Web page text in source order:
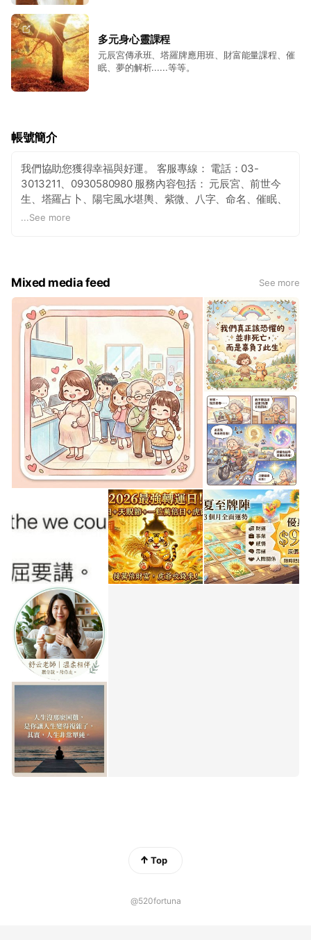
多元身心靈課程
元辰宮傳承班、塔羅牌應用班、財富能量課程、催
眠、夢的解析......等等。
帳號簡介
我們協助您獲得幸福與好運。 客服專線： 電話：03-
3013211、0930580980 服務內容包括： 元辰宮、前世今
生、塔羅占卜、陽宅風水堪輿、紫微、八字、命名、催眠、
NLP、財富能量課、創傷聊育卡應用班、元辰宮傳承班、塔
便利。 幸運女神事務所粉絲專頁：
(https://www.facebook.com/520fortuna/)
事務所創立與理
念： 幸運女神事務所由 鍾絲雨老師
（https://www.facebook.com/fortuna520/info） 所創辦，
創辦理念是為「傳遞幸福幸運的力量」。 在這裡，我們集結
命理相關各領域專業老師與諮詢老師，幸運女神事務所老師
們主要協助您獲得您的幸福與顯化您的好運生成。 當您掌握
您的幸福時，它能快速協助您離開低潮、回歸到您的常態生
活機能，幫助您脫離灰暗、迎向光明；經過老師的協助您顯
化自身好運生成以後，您可以吸引更多貴人協助、好運滾滾
來、財源廣進、桃花朵朵開、人際關係變好，您將加倍幸
福。 靈魂的成長一定會發生，但所有的改變與發展都是為了
我們靈魂更高的目的以及對自己最大的福祉；幸福也一定會
發生，無論是生命中潛藏的小小奇蹟，或是柴米油鹽醬醋茶
之間的微妙滋味，都是幸福的一種。 「我們能幫助所有的朋
友找到幸福的蛛絲馬跡，最終，喚醒每個朋友自己的內在力
量。」 公司簡介： 幸運女神事務所 地址：桃園市大興西路
二段26-9號8樓 客服電話：03-3013211、0930580980 或
直接留言即可聯繫小秘書 傳遞幸福幸運的力量，協助您獲得
您的幸福與顯化您的好運生成是事務所所有同仁的宗旨。
...See more
Mixed media feed See more
Top
@520fortuna